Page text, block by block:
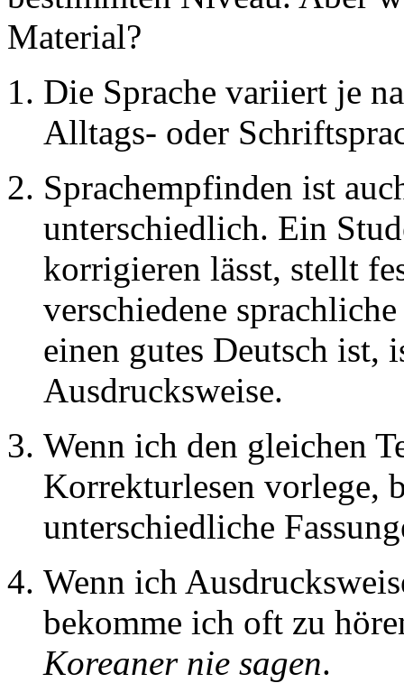
Material?
Die Sprache variiert je
Alltags- oder
Sprachempfinden ist
unterschiedlich. Ein
korrigieren lässt, stellt
verschiedene
einen gutes Deutsch ist,
Ausdrucksweise.
Wenn ich den gleichen
Korrekturlesen vorlege,
unterschiedliche
Wenn ich
bekomme ich oft zu
Koreaner nie sagen.